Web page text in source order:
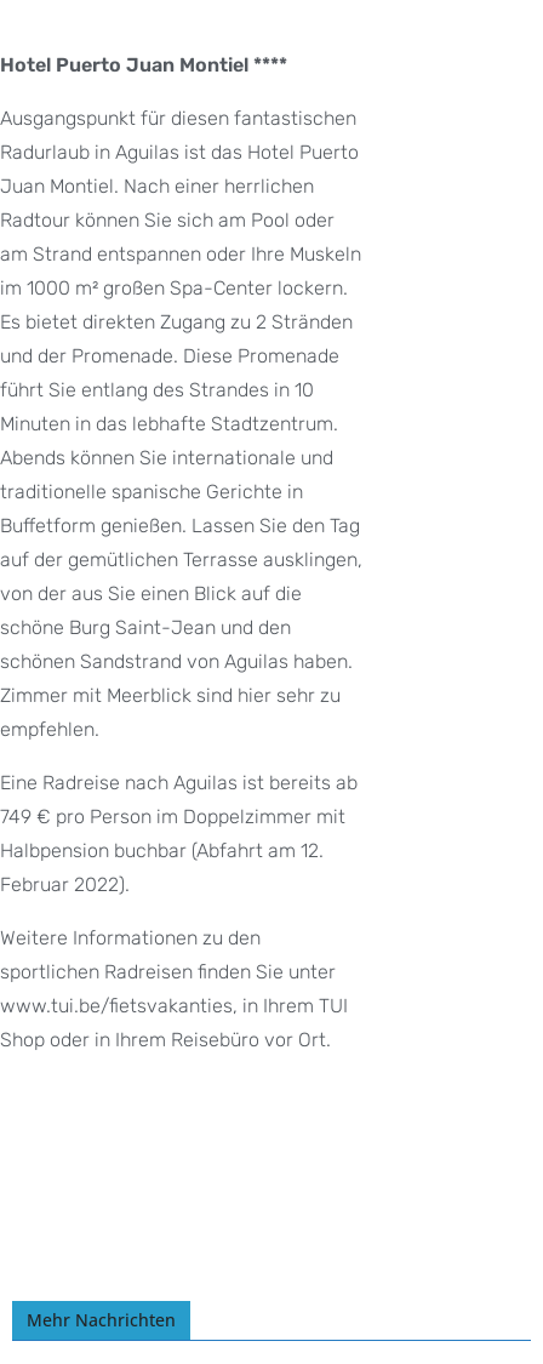
Hotel Puerto Juan Montiel ****
Ausgangspunkt für diesen fantastischen
Radurlaub in Aguilas ist das Hotel Puerto
Juan Montiel. Nach einer herrlichen
Radtour können Sie sich am Pool oder
am Strand entspannen oder Ihre Muskeln
im 1000 m² großen Spa-Center lockern.
Es bietet direkten Zugang zu 2 Stränden
und der Promenade. Diese Promenade
führt Sie entlang des Strandes in 10
Minuten in das lebhafte Stadtzentrum.
Abends können Sie internationale und
traditionelle spanische Gerichte in
Buffetform genießen. Lassen Sie den Tag
auf der gemütlichen Terrasse ausklingen,
von der aus Sie einen Blick auf die
schöne Burg Saint-Jean und den
schönen Sandstrand von Aguilas haben.
Zimmer mit Meerblick sind hier sehr zu
empfehlen.
Eine Radreise nach Aguilas ist bereits ab
749 € pro Person im Doppelzimmer mit
Halbpension buchbar (Abfahrt am 12.
Februar 2022).
Weitere Informationen zu den
sportlichen Radreisen finden Sie unter
www.tui.be/fietsvakanties, in Ihrem TUI
Shop oder in Ihrem Reisebüro vor Ort.
Mehr Nachrichten